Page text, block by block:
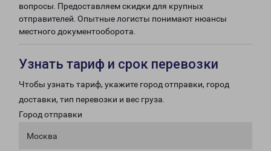
вопросы. Предоставляем скидки для крупных
отправителей. Опытные логисты понимают нюансы
местного документооборота.
Узнать тариф и срок перевозки
Чтобы узнать тариф, укажите город отправки, город
доставки, тип перевозки и вес груза.
Город отправки
Москва